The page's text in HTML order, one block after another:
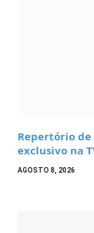
Repertório de
exclusivo na
AGOSTO 8, 2026